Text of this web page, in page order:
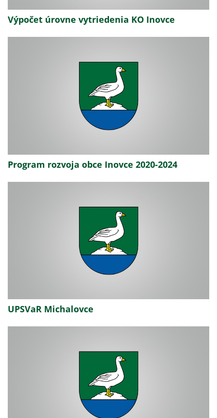
Výpočet úrovne vytriedenia KO Inovce
Program rozvoja obce Inovce 2020-2024
UPSVaR Michalovce